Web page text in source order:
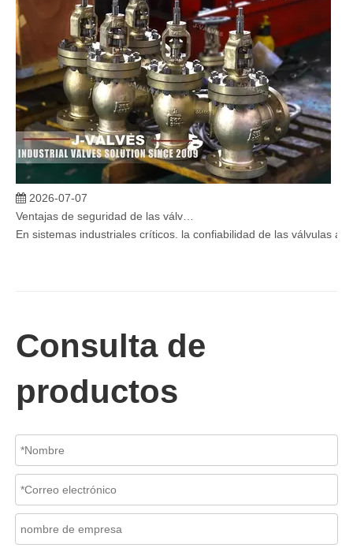
En sistemas industriales críticos, la confiabilidad de las válvulas
Mecanismo de separación de flujo en filtros de cesta
En los sistemas de tuberías industriales, mantener la calidad del
Consulta de
productos